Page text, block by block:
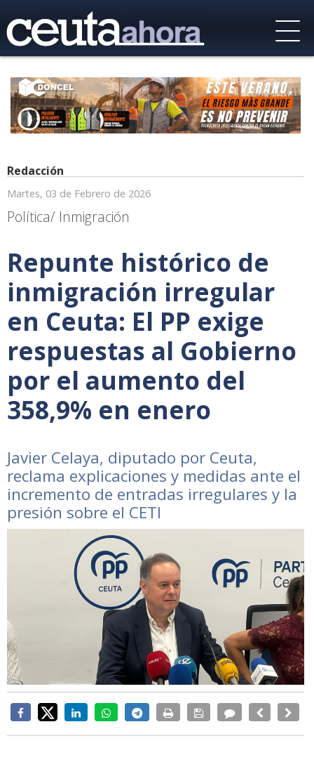
Redacción
Martes, 03 de Febrero de 2026
Política/ Inmigración
Repunte histórico de
inmigración irregular
en Ceuta: El PP exige
respuestas al Gobierno
por el aumento del
358,9% en enero
Javier Celaya, diputado por Ceuta,
reclama explicaciones y medidas ante el
incremento de entradas irregulares y la
presión sobre el CETI